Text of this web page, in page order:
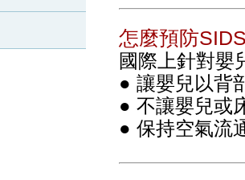
怎麼預防
國際上針對嬰
● 讓嬰兒以背
● 不讓嬰兒或
● 保持空氣流